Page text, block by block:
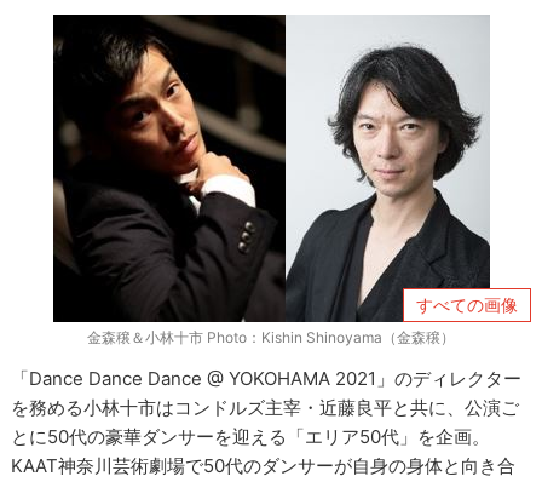
すべての画像
金森穣＆小林十市 Photo：Kishin Shinoyama（金森穣）
「Dance Dance Dance @ YOKOHAMA 2021」のディレクター
を務める小林十市はコンドルズ主宰・近藤良平と共に、公演ご
とに50代の豪華ダンサーを迎える「エリア50代」を企画。
KAAT神奈川芸術劇場で50代のダンサーが自身の身体と向き合